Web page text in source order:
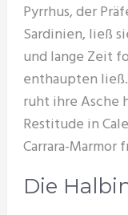
Pyrrhus, der
Sardinien, ließ
und lange Zeit
enthaupten
ruht ihre Asche
Restitude in
Carrara-
Die